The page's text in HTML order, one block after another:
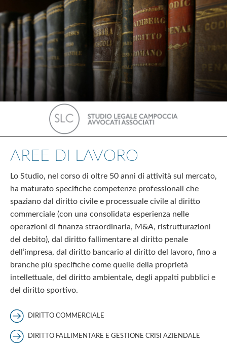
AREE DI LAVORO
Lo Studio, nel corso di oltre 50 anni di attività sul mercato,
ha maturato specifiche competenze professionali che
spaziano dal diritto civile e processuale civile al diritto
commerciale (con una consolidata esperienza nelle
operazioni di finanza straordinaria, M&A, ristrutturazioni
del debito), dal diritto fallimentare al diritto penale
dell’impresa, dal diritto bancario al diritto del lavoro, fino a
branche più specifiche come quelle della proprietà
intellettuale, del diritto ambientale, degli appalti pubblici e
del diritto sportivo.
DIRITTO COMMERCIALE
DIRITTO FALLIMENTARE E GESTIONE CRISI AZIENDALE